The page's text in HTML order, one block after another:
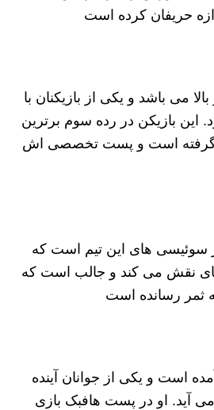
حریفان کرده است
می باشد و یکی از بازیکنان با
این بازیکن در رده سوم برترین
گرفته است و پست تخصصی اش
سوئیسی های این تیم است که
نقش می کند و جالب است که
ثمر رسانده است
به دنیا آمده است و یکی از جوانان آینده
آید. او در پست هافبک بازی